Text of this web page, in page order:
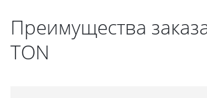
Преимущества
TON